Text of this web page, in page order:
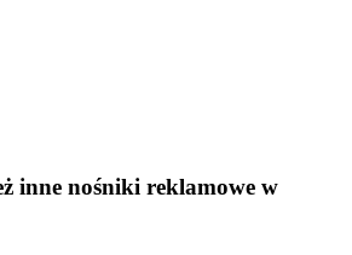
inne nośniki reklamowe w